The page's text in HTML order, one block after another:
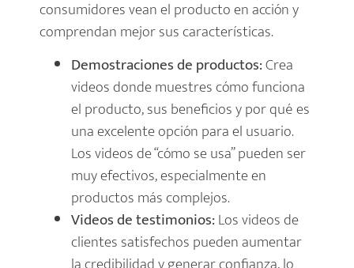
consumidores vean el producto en acción y
comprendan mejor sus características.
Demostraciones de productos:Crea
videos donde muestres cómo funciona
el producto, sus beneficios y por qué es
una excelente opción para el usuario.
Los videos de “cómo se usa” pueden ser
muy efectivos, especialmente en
productos más complejos.
Videos de testimonios:Los videos de
clientes satisfechos pueden aumentar